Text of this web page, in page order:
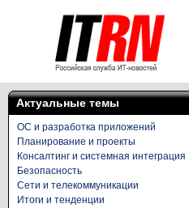
Актуальные темы
ОС и разработка приложений
Планирование и проекты
Консалтинг и системная интеграция
Безопасность
Сети и телекоммуникации
Итоги и тенденции